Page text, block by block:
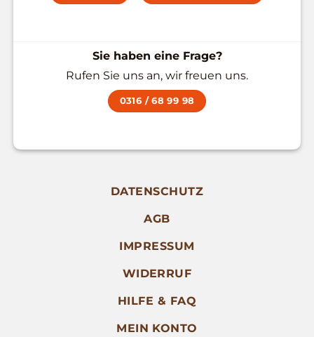
Sie haben eine Frage?
Rufen Sie uns an, wir freuen uns.
0316 / 68 99 98
DATENSCHUTZ
AGB
IMPRESSUM
WIDERRUF
HILFE & FAQ
MEIN KONTO